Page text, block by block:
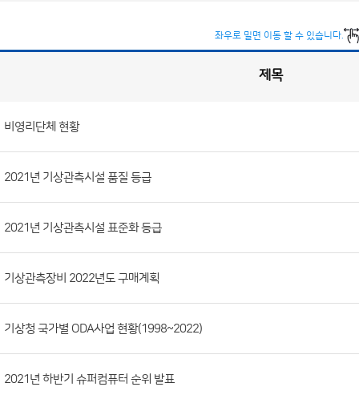
좌우로 밀면 이동 할 수 있습니다.
공
개
정
보
목
록
류,
첨
부
일,
제목
비영리단체 현황
2021년 기상관측시설 품질 등급
2021년 기상관측시설 표준화 등급
기상관측장비 2022년도 구매계획
기상청 국가별 ODA사업 현황(1998~2022)
2021년 하반기 슈퍼컴퓨터 순위 발표